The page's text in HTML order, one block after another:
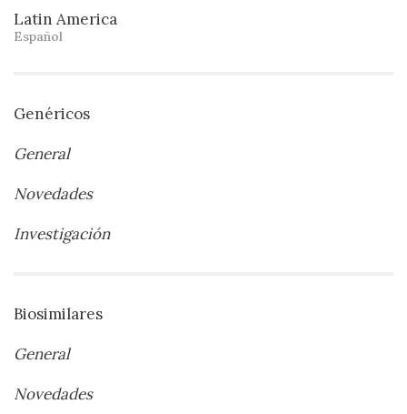
Latin America
Español
Genéricos
General
Novedades
Investigación
Biosimilares
General
Novedades